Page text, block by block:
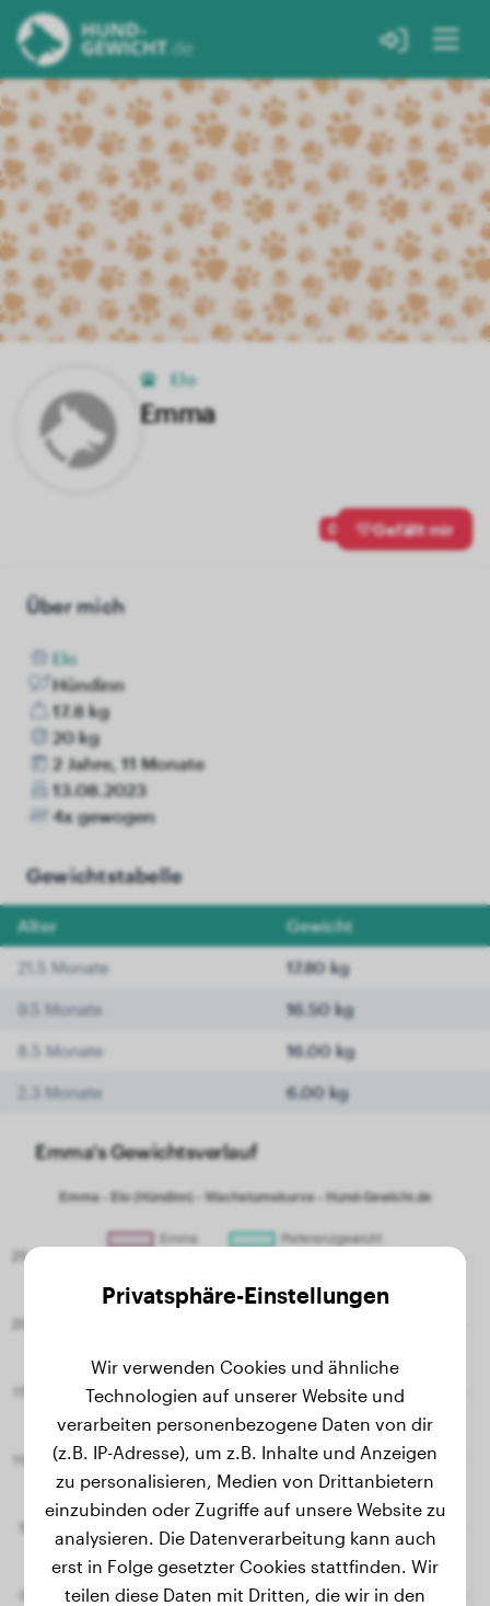
Elo
Emma
0 Gefällt mir
Über mich
Elo
Hündinn
17.8 kg
20 kg
2 Jahre, 11 Monate
13.08.2023
4x gewogen
Gewichtstabelle
Alter Gewicht
21.5 Monate 17.80 kg
9.5 Monate 16.50 kg
8.5 Monate 16.00 kg
2.3 Monate 6.00 kg
Emma's Gewichtsverlauf
Privatsphäre-Einstellungen
Wir verwenden Cookies und ähnliche
Technologien auf unserer Website und
verarbeiten personenbezogene Daten von dir
(z.B. IP-Adresse), um z.B. Inhalte und Anzeigen
zu personalisieren, Medien von Drittanbietern
einzubinden oder Zugriffe auf unsere Website zu
analysieren. Die Datenverarbeitung kann auch
erst in Folge gesetzter Cookies stattfinden. Wir
teilen diese Daten mit Dritten, die wir in den